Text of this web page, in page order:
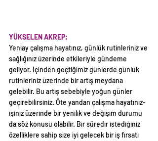
YÜKSELEN AKREP;
Yeniay çalışma hayatınız, günlük rutinleriniz ve
sağlığınız üzerinde etkileriyle gündeme
geliyor. İçinden geçtiğimiz günlerde günlük
rutinleriniz üzerinde bir artış meydana
gelebilir. Bu artış sebebiyle yoğun günler
geçirebilirsiniz. Öte yandan çalışma hayatınız-
işiniz üzerinde bir yenilik ve değişim durumu
da söz konusu olabilir. Bir süredir istediğiniz
özelliklere sahip size iyi gelecek bir iş fırsatı